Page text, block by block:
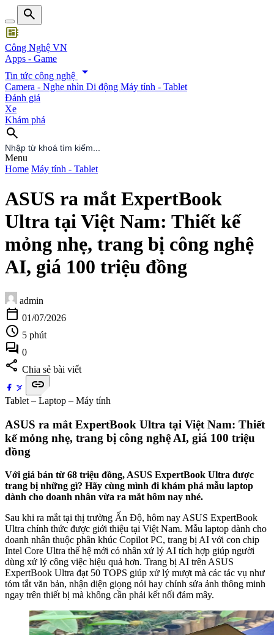
search
developer_board
Công Nghệ VN
Apps - Game
Tin tức công nghệ
arrow_drop_down
Camera - Nghe nhìn Di động Máy tính - Tablet
Đánh giá
Xe
Khám phá
search
search
Menu
Home Máy tính - Tablet
ASUS ra mắt ExpertBook
Ultra tại Việt Nam: Thiết kế
mỏng nhẹ, trang bị công nghệ
AI, giá 100 triệu đồng
admin
calendar_today 01/07/2026
schedule 5 phút
forum 0
share Chia sẻ bài viết
link
Tablet – Laptop – Máy tính
ASUS ra mắt ExpertBook Ultra tại Việt Nam: Thiết
kế mỏng nhẹ, trang bị công nghệ AI, giá 100 triệu
đồng
Với giá bán từ 68 triệu đồng, ASUS ExpertBook Ultra được
trang bị những gì? Hãy cùng mình đi khám phá mẫu laptop
dành cho doanh nhân vừa ra mắt hôm nay nhé.
Sau khi ra mắt tại thị trường Ấn Độ, hôm nay ASUS ExpertBook
Ultra chính thức được giới thiệu tại Việt Nam. Mẫu laptop dành cho
doanh nhân thuộc phân khúc Copilot PC, trang bị AI với con chip
Intel Core Ultra thế hệ mới có nhân xử lý AI tích hợp giúp người
dùng xử lý công việc hiệu quả hơn. Trang bị AI trên ASUS
ExpertBook Ultra đạt 50 TOPS giúp xử lý mượt mà các tác vụ như
tóm tắt văn bản, nhận diện giọng nói hay chỉnh sửa ảnh thông minh
ngay trên thiết bị mà không cần phải kết nối đám mây.